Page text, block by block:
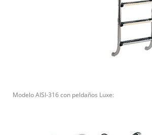
Modelo AISI-316 con peldaños Luxe: